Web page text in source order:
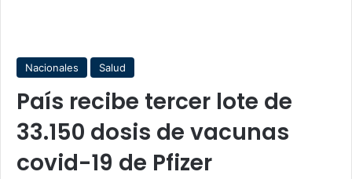
Nacionales Salud
País recibe tercer lote de
33.150 dosis de vacunas
covid-19 de Pfizer